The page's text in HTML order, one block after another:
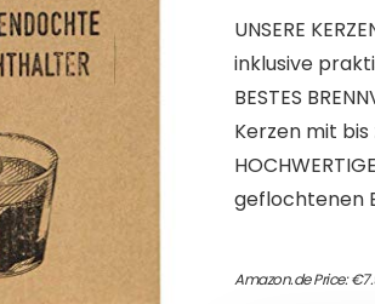
UNSERE
inklusive
BESTES
Kerzen mit
geflochtenen
Amazon.de Price:€